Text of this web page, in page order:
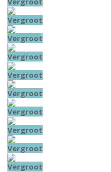
Vergroot
Vergroot
Vergroot
Vergroot
Vergroot
Vergroot
Vergroot
Vergroot
Vergroot